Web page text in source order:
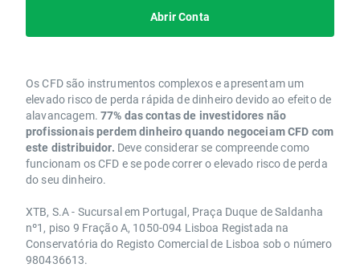
Abrir Conta
Os CFD são instrumentos complexos e apresentam um
elevado risco de perda rápida de dinheiro devido ao efeito de
alavancagem. 77% das contas de investidores não
profissionais perdem dinheiro quando negoceiam CFD com
este distribuidor. Deve considerar se compreende como
funcionam os CFD e se pode correr o elevado risco de perda
do seu dinheiro.
XTB, S.A - Sucursal em Portugal, Praça Duque de Saldanha
nº1, piso 9 Fração A, 1050-094 Lisboa Registada na
Conservatória do Registo Comercial de Lisboa sob o número
980436613.